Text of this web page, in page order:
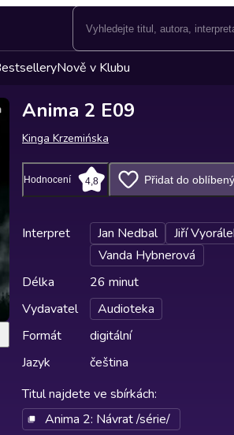
Nově v Klubu
Anima 2 E09
Kinga Krzemińska
Hodnocení 4,8 Přidat do
Interpret Jan Nedbal Jiří
Vanda Hybnerová
Délka
26 minut
Vydavatel
Audioteka
Formát
digitální
Jazyk
čeština
Titul najdete ve sbírkách:
Anima 2: Návrat /série/